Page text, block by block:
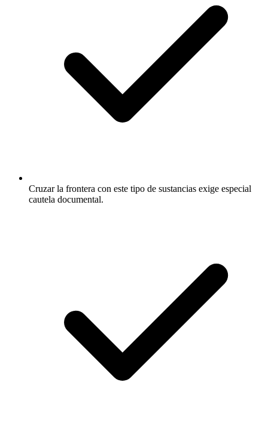
Cruzar la frontera con este tipo de sustancias exige especial
cautela documental.